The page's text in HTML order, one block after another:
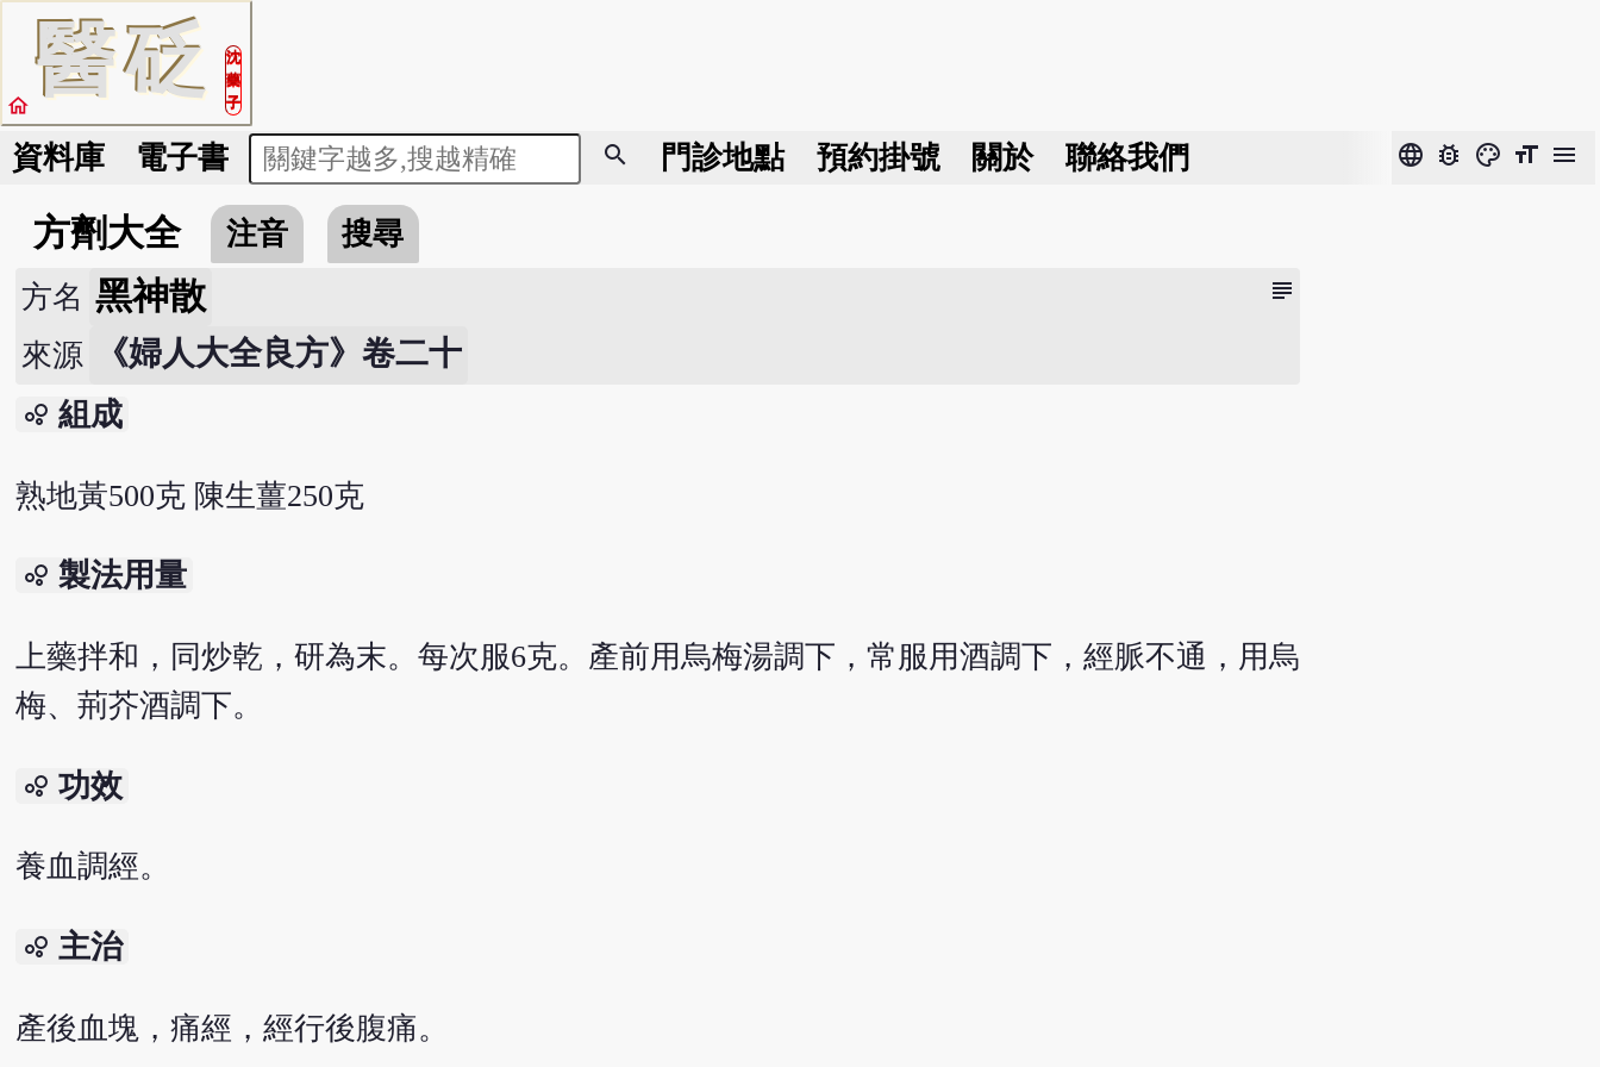
醫砭
沈
藥
子
home
資料庫 電子書 search 門診地點 預約掛號 關於 聯絡我們 language bug_report color_lens format_size menu
方劑大全 注音 搜尋
subject
方名 黑神散
來源 《婦人大全良方》卷二十
bubble_chart 組成
熟地黃500克 陳生薑250克
bubble_chart 製法用量
上藥拌和，同炒乾，研為末。每次服6克。產前用烏梅湯調下，常服用酒調下，經脈不通，用烏
梅、荊芥酒調下。
bubble_chart 功效
養血調經。
bubble_chart 主治
產後血塊，痛經，經行後腹痛。